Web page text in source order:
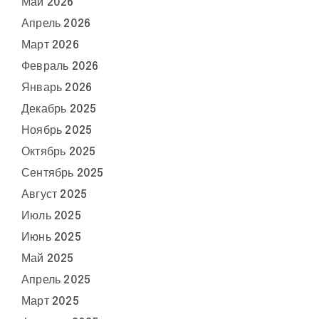
Май 2026
Апрель 2026
Март 2026
Февраль 2026
Январь 2026
Декабрь 2025
Ноябрь 2025
Октябрь 2025
Сентябрь 2025
Август 2025
Июль 2025
Июнь 2025
Май 2025
Апрель 2025
Март 2025